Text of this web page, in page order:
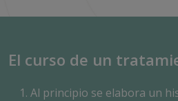
El curso de un
Al principio se elabora un